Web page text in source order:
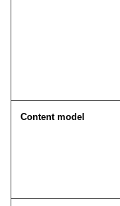
Content model